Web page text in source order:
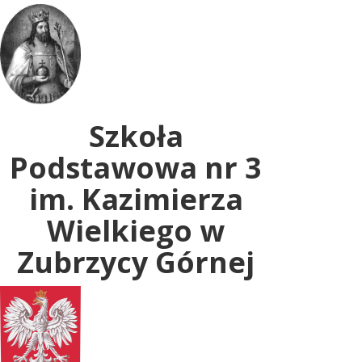
Uwaga:
ta
witryna
zawiera
system
dostępności.
Szkoła
Podstawowa nr 3
im. Kazimierza
Wielkiego w
Zubrzycy Górnej